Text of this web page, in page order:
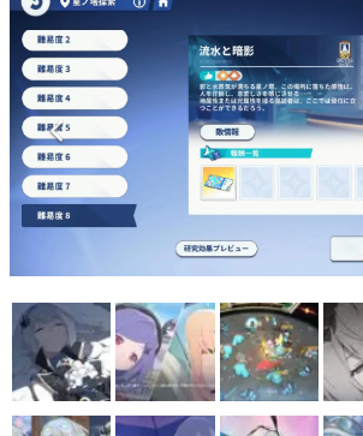
なんでゲームは面白い？
ゲーム開発者・hamatsu氏がゲー
具体的な形から解き明かしていく
ゲームが変えた日本語
「経験値」「裏技」「ラスボス」
の起源や用法の変遷を、コンピュ
イニーP氏が徹底調査。
カテゴリ
マンガ
女性向け
アプリレビュー